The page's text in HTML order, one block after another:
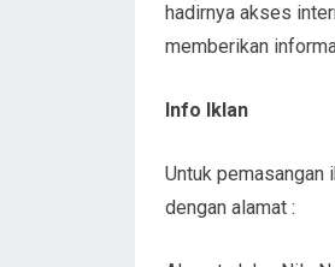
hadirnya akses
memberikan
Info Iklan
Untuk pemasangan
dengan alamat :